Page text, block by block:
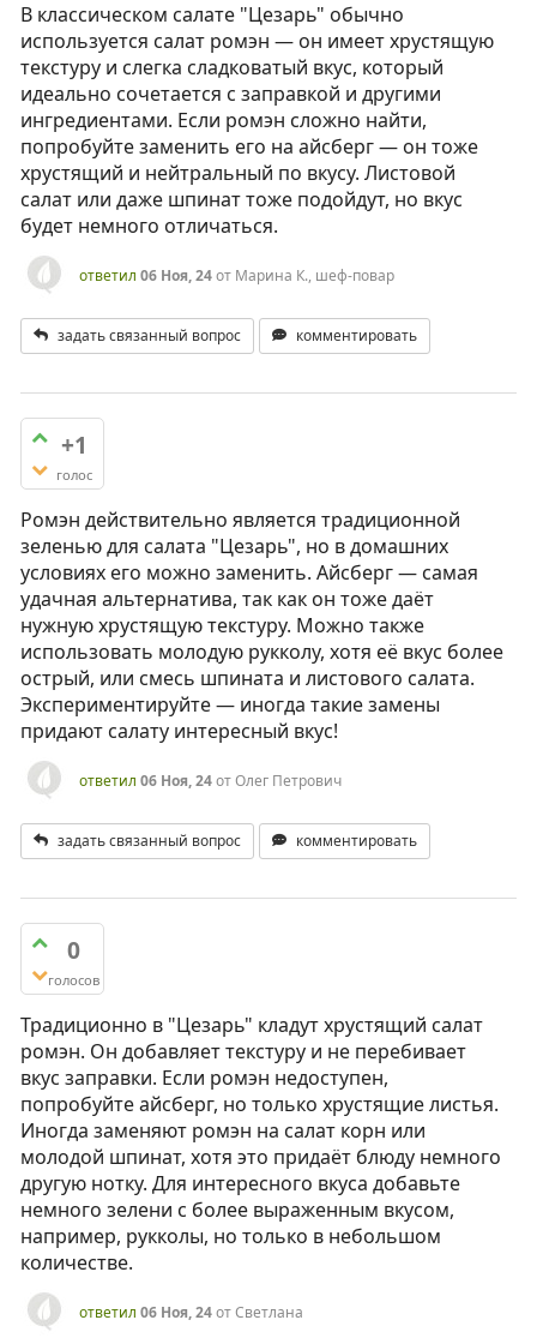
В классическом салате "Цезарь" обычно
используется салат ромэн — он имеет хрустящую
текстуру и слегка сладковатый вкус, который
идеально сочетается с заправкой и другими
ингредиентами. Если ромэн сложно найти,
попробуйте заменить его на айсберг — он тоже
хрустящий и нейтральный по вкусу. Листовой
салат или даже шпинат тоже подойдут, но вкус
будет немного отличаться.
ответил 06 Ноя, 24от Марина К., шеф-повар
задать связанный вопрос комментировать
+1
голос
Ромэн действительно является традиционной
зеленью для салата "Цезарь", но в домашних
условиях его можно заменить. Айсберг — самая
удачная альтернатива, так как он тоже даёт
нужную хрустящую текстуру. Можно также
использовать молодую рукколу, хотя её вкус более
острый, или смесь шпината и листового салата.
Экспериментируйте — иногда такие замены
придают салату интересный вкус!
ответил 06 Ноя, 24отОлег Петрович
задать связанный вопрос комментировать
0
голосов
Традиционно в "Цезарь" кладут хрустящий салат
ромэн. Он добавляет текстуру и не перебивает
вкус заправки. Если ромэн недоступен,
попробуйте айсберг, но только хрустящие листья.
Иногда заменяют ромэн на салат корн или
молодой шпинат, хотя это придаёт блюду немного
другую нотку. Для интересного вкуса добавьте
немного зелени с более выраженным вкусом,
например, рукколы, но только в небольшом
количестве.
ответил 06 Ноя, 24отСветлана